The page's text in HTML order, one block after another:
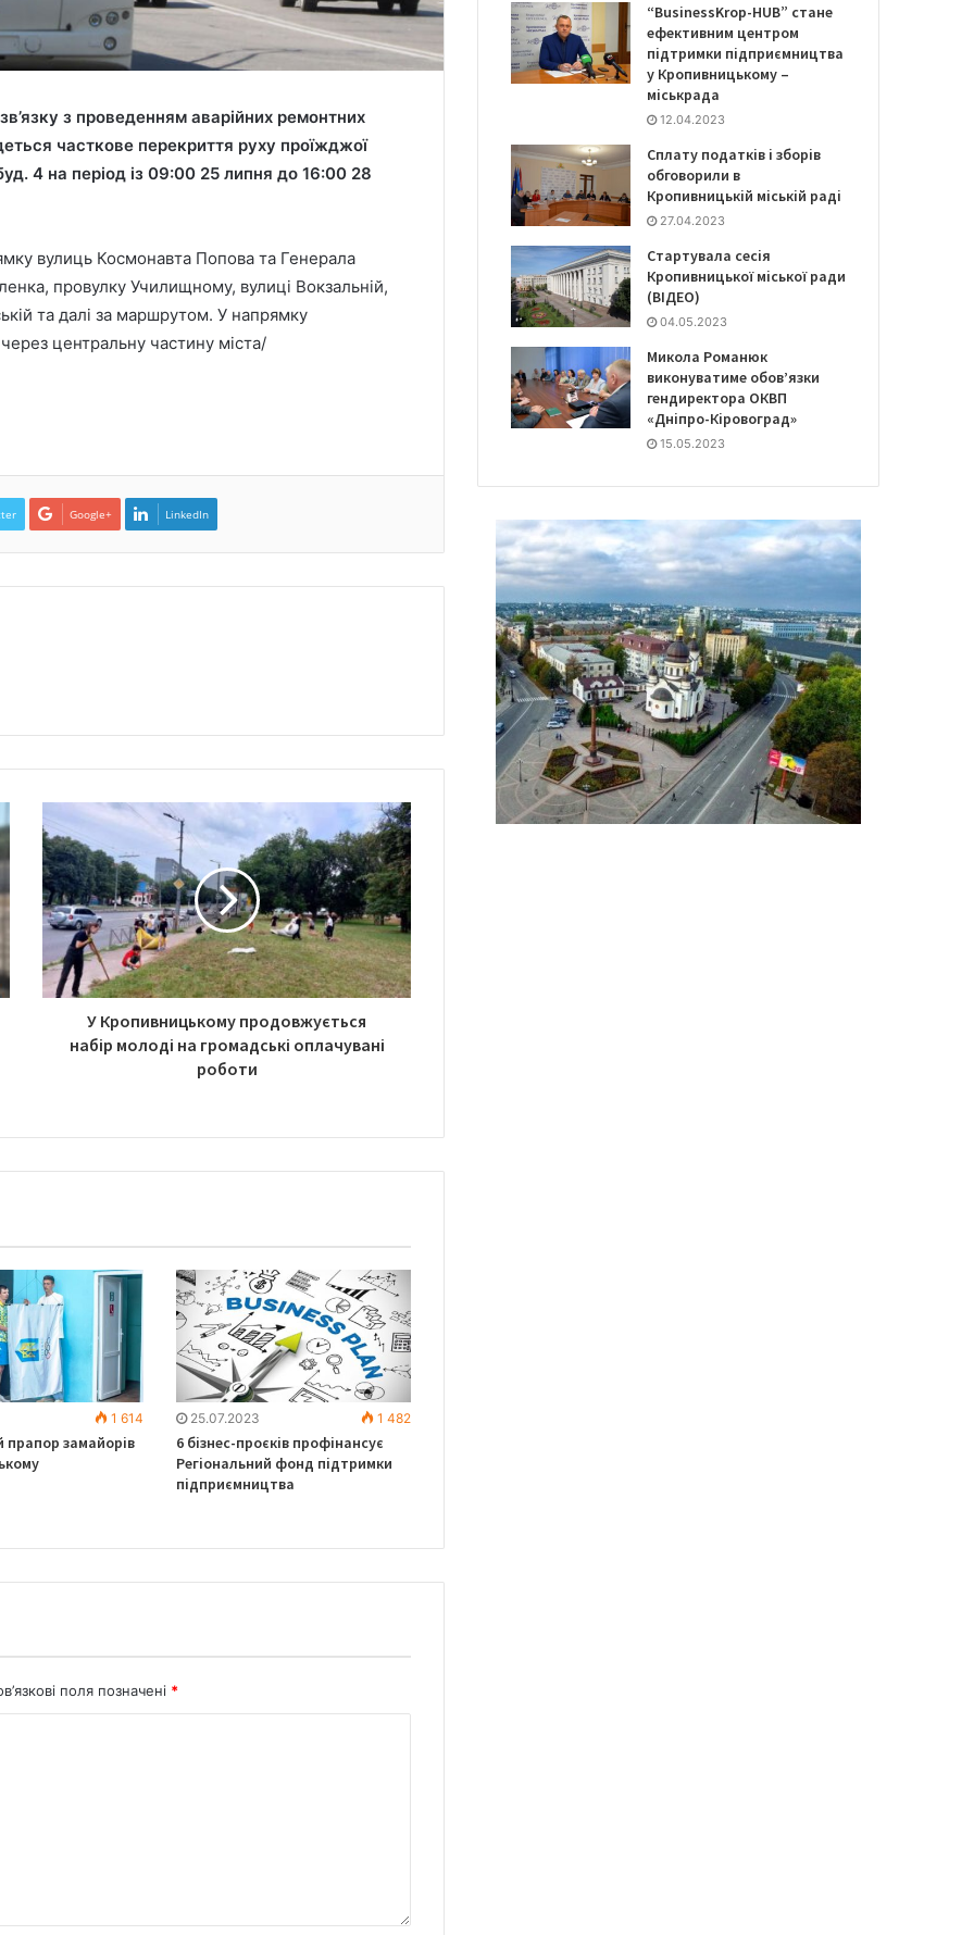
з проведенням аварійних ремонтних
часткове перекриття руху проїжджої
4 на період із 09:00 25 липня до 16:00 28
вулиць Космонавта Попова та Генерала
провулку Училищному, вулиці Вокзальній,
та далі за маршрутом. У напрямку
центральну частину міста/
Google+ LinkedIn
У Кропивницькому продовжується
набір молоді на громадські оплачувані
роботи
1 614
прапор замайорів
25.07.2023 1 482
6 бізнес-проєків профінансує
Регіональний фонд підтримки
підприємництва
поля позначені *
“BusinessKrop-HUB” стане
ефективним центром
підтримки підприємництва
у Кропивницькому –
міськрада
12.04.2023
Сплату податків і зборів
обговорили в
Кропивницькій міській раді
27.04.2023
Стартувала сесія
Кропивницької міської ради
(ВІДЕО)
04.05.2023
Микола Романюк
виконуватиме обов’язки
гендиректора ОКВП
«Дніпро-Кіровоград»
15.05.2023